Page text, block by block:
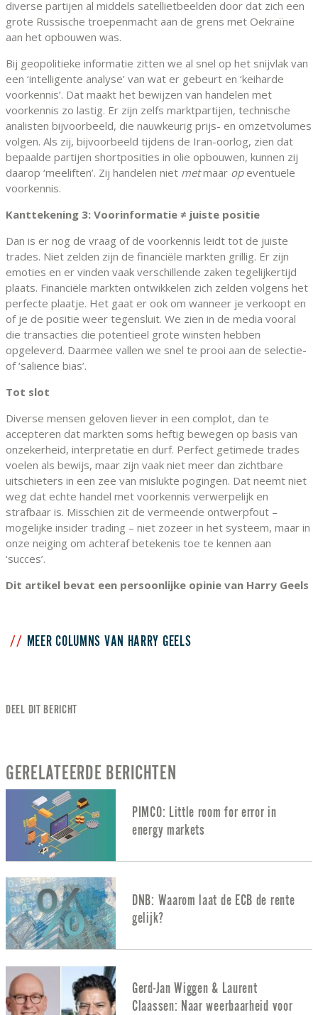
diverse partijen al middels satellietbeelden door dat zich een
grote Russische troepenmacht aan de grens met Oekraïne
aan het opbouwen was.
Bij geopolitieke informatie zitten we al snel op het snijvlak van
een ‘intelligente analyse’ van wat er gebeurt en ‘keiharde
voorkennis’. Dat maakt het bewijzen van handelen met
voorkennis zo lastig. Er zijn zelfs marktpartijen, technische
analisten bijvoorbeeld, die nauwkeurig prijs- en omzetvolumes
volgen. Als zij, bijvoorbeeld tijdens de Iran-oorlog, zien dat
bepaalde partijen shortposities in olie opbouwen, kunnen zij
daarop ‘meeliften’. Zij handelen niet metmaar opeventuele
voorkennis.
Kanttekening 3: Voorinformatie ≠ juiste positie
Dan is er nog de vraag of de voorkennis leidt tot de juiste
trades. Niet zelden zijn de financiële markten grillig. Er zijn
emoties en er vinden vaak verschillende zaken tegelijkertijd
plaats. Financiële markten ontwikkelen zich zelden volgens het
perfecte plaatje. Het gaat er ook om wanneer je verkoopt en
of je de positie weer tegensluit. We zien in de media vooral
die transacties die potentieel grote winsten hebben
opgeleverd. Daarmee vallen we snel te prooi aan de selectie-
of ‘salience bias’.
Tot slot
Diverse mensen geloven liever in een complot, dan te
accepteren dat markten soms heftig bewegen op basis van
onzekerheid, interpretatie en durf. Perfect getimede trades
voelen als bewijs, maar zijn vaak niet meer dan zichtbare
uitschieters in een zee van mislukte pogingen. Dat neemt niet
weg dat echte handel met voorkennis verwerpelijk en
strafbaar is. Misschien zit de vermeende ontwerpfout –
mogelijke insider trading – niet zozeer in het systeem, maar in
onze neiging om achteraf betekenis toe te kennen aan
‘succes’.
Dit artikel bevat een persoonlijke opinie van Harry Geels
MEER COLUMNS VAN HARRY GEELS
DEEL DIT BERICHT
GERELATEERDE BERICHTEN
PIMCO: Little room for error in
energy markets
DNB: Waarom laat de ECB de rente
gelijk?
Gerd-Jan Wiggen & Laurent
Claassen: Naar weerbaarheid voor